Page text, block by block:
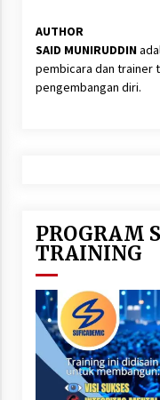
AUTHOR
SAID MUNIRUDDIN
pembicara dan trainer
pengembangan diri.
PROGRAM
TRAINING